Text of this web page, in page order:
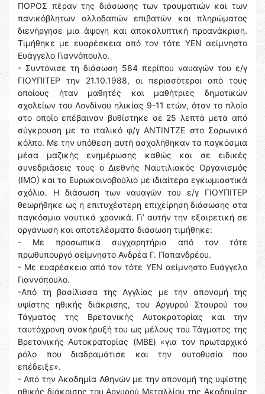
ΠΟΡΟΣ πέραν της διάσωσης των τραυματιών και των
πανικόβλητων αλλοδαπών επιβατών και πληρώματος
διενήργησε μια άψογη και αποκαλυπτική προανάκριση.
Τιμήθηκε με ευαρέσκεια από τον τότε ΥΕΝ αείμνηστο
Ευάγγελο Γιαννόπουλο.
- Συντόνισε τη διάσωση 584 περίπου ναυαγών του ε/γ
ΓΙΟΥΠΙΤΕΡ την 21.10.1988, οι περισσότεροι από τους
οποίους ήταν μαθητές και μαθήτριες δημοτικών
σχολείων του Λονδίνου ηλικίας 9-11 ετών, όταν το πλοίο
στο οποίο επέβαιναν βυθίστηκε σε 25 λεπτά μετά από
σύγκρουση με το ιταλικό φ/γ ΑΝΤΙΝΤΖΕ στο Σαρωνικό
κόλπο. Με την υπόθεση αυτή ασχολήθηκαν τα παγκόσμια
μέσα μαζικής ενημέρωσης καθώς και σε ειδικές
συνεδριάσεις τους ο Διεθνής Ναυτιλιακός Οργανισμός
(ΙΜΟ) και το Ευρωκοινοβούλιο με ιδιαίτερα εγκωμιαστικά
σχόλια. Η διάσωση των ναυαγών του ε/γ ΓΙΟΥΠΙΤΕΡ
θεωρήθηκε ως η επιτυχέστερη επιχείρηση διάσωσης στα
παγκόσμια ναυτικά χρονικά. Γι’ αυτήν την εξαιρετική σε
οργάνωση και αποτελέσματα διάσωση τιμήθηκε:
- Με προσωπικά συγχαρητήρια από τον τότε
πρωθυπουργό αείμνηστο Ανδρέα Γ. Παπανδρέου.
- Με ευαρέσκεια από τον τότε ΥΕΝ αείμνηστο Ευάγγελο
Γιαννόπουλο.
-Από τη βασίλισσα της Αγγλίας με την απονομή της
υψίστης ηθικής διάκρισης, του Αργυρού Σταυρού του
Τάγματος της Βρετανικής Αυτοκρατορίας και την
ταυτόχρονη ανακήρυξή του ως μέλους του Τάγματος της
Βρετανικής Αυτοκρατορίας (MBE) «για τον πρωταρχικό
ρόλο που διαδραμάτισε και την αυτοθυσία που
επέδειξε».
- Από την Ακαδημία Αθηνών με την απονομή της υψίστης
ηθικής διάκρισης του Αργυρού Μεταλλίου της Ακαδημίας